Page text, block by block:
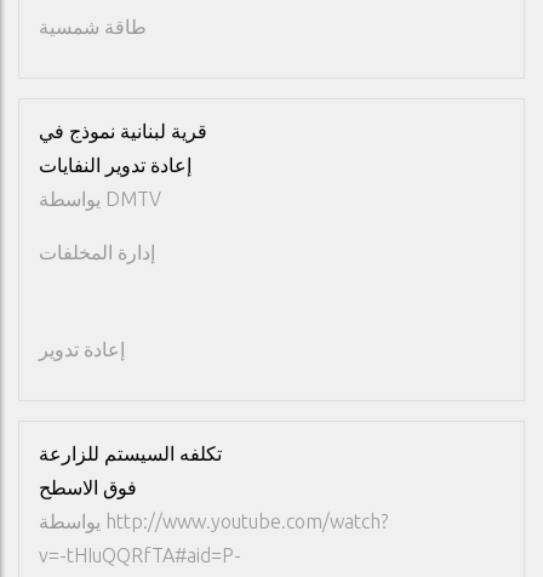
طاقة شمسية
قرية لبنانية نموذج في
إعادة تدوير النفايات
يواسطة DMTV
إدارة المخلفات
إعادة تدوير
تكلفه السيستم للزارعة
فوق الاسطح
يواسطة http://www.youtube.com/watch?
v=-tHIuQQRfTA#aid=P-